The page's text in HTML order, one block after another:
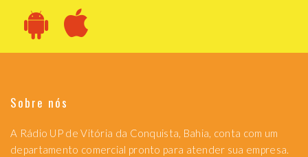
Sobre nós
A Rádio UP de Vitória da Conquista, Bahia, conta com um
departamento comercial pronto para atender sua empresa.